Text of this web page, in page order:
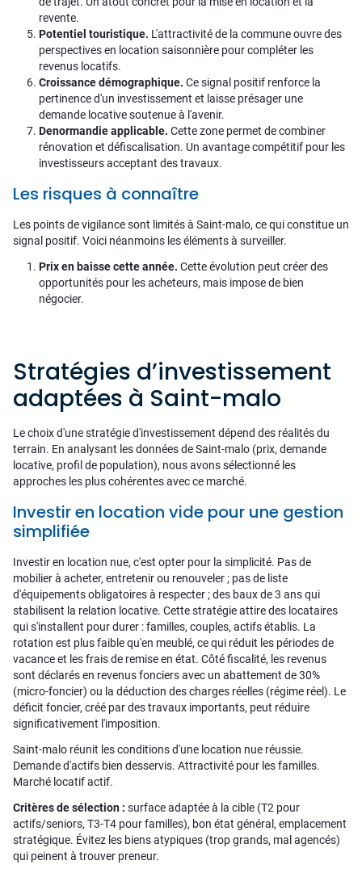
revente.
Potentiel touristique. L'attractivité de la commune ouvre des
perspectives en location saisonnière pour compléter les
revenus locatifs.
Croissance démographique. Ce signal positif renforce la
pertinence d'un investissement et laisse présager une
demande locative soutenue à l'avenir.
Denormandie applicable. Cette zone permet de combiner
rénovation et défiscalisation. Un avantage compétitif pour les
investisseurs acceptant des travaux.
Les risques à connaître
Les points de vigilance sont limités à Saint-malo, ce qui constitue un
signal positif. Voici néanmoins les éléments à surveiller.
Prix en baisse cette année. Cette évolution peut créer des
opportunités pour les acheteurs, mais impose de bien
négocier.
Stratégies d’investissement
adaptées à Saint-malo
Le choix d'une stratégie d'investissement dépend des réalités du
terrain. En analysant les données de Saint-malo (prix, demande
locative, profil de population), nous avons sélectionné les
approches les plus cohérentes avec ce marché.
Investir en location vide pour une gestion
simplifiée
Investir en location nue, c'est opter pour la simplicité. Pas de
mobilier à acheter, entretenir ou renouveler ; pas de liste
d'équipements obligatoires à respecter ; des baux de 3 ans qui
stabilisent la relation locative. Cette stratégie attire des locataires
qui s'installent pour durer : familles, couples, actifs établis. La
rotation est plus faible qu'en meublé, ce qui réduit les périodes de
vacance et les frais de remise en état. Côté fiscalité, les revenus
sont déclarés en revenus fonciers avec un abattement de 30%
(micro-foncier) ou la déduction des charges réelles (régime réel). Le
déficit foncier, créé par des travaux importants, peut réduire
significativement l'imposition.
Saint-malo réunit les conditions d'une location nue réussie.
Demande d'actifs bien desservis. Attractivité pour les familles.
Marché locatif actif.
Critères de sélection : surface adaptée à la cible (T2 pour
actifs/seniors, T3-T4 pour familles), bon état général, emplacement
stratégique. Évitez les biens atypiques (trop grands, mal agencés)
qui peinent à trouver preneur.